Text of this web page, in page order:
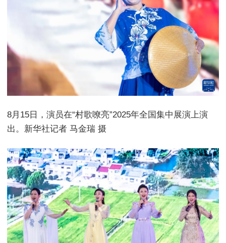
8月15日，演员在“村歌嘹亮”2025年全国集中展演上演
出。新华社记者 马金瑞 摄